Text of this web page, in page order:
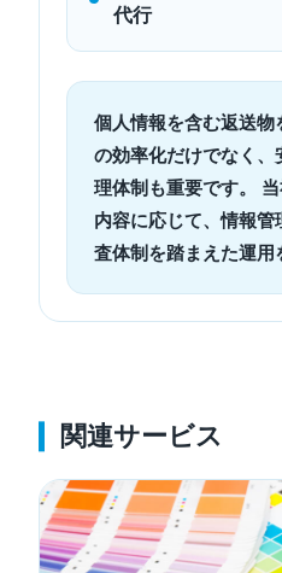
代行
個人情報を含む返送物
の効率化だけでなく、
理体制も重要です。
内容に応じて、情報
査体制を踏まえた運用
関連サービス